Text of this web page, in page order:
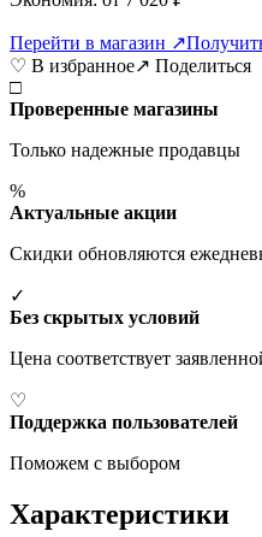
Перейти в магазин ↗
♡ В избранное↗ Поделиться
□
Проверенные магазины
Только надежные продавцы
%
Актуальные акции
Скидки обновляются
✓
Без скрытых условий
Цена соответствует
♡
Поддержка пользователей
Поможем с выбором
Характеристики